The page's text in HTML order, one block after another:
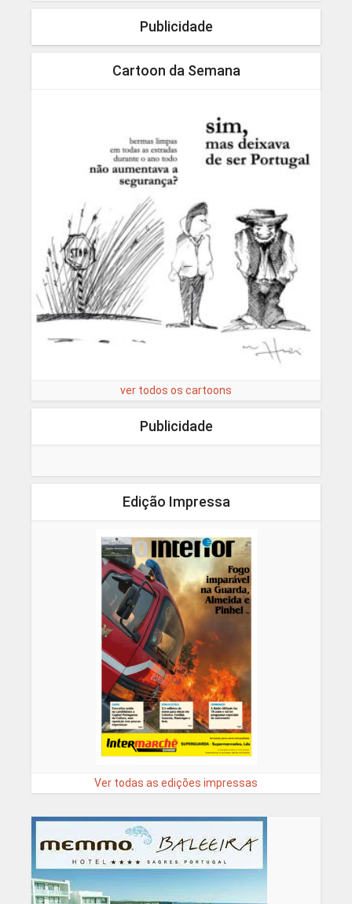
Publicidade
Cartoon da Semana
ver todos os cartoons
Publicidade
Edição Impressa
Ver todas as edições impressas